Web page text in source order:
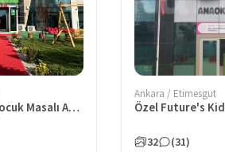
Özel Eryaman Çocuk Masalı Anaokulu
Ankara / Etimesgut
Özel Future's
32 (31)